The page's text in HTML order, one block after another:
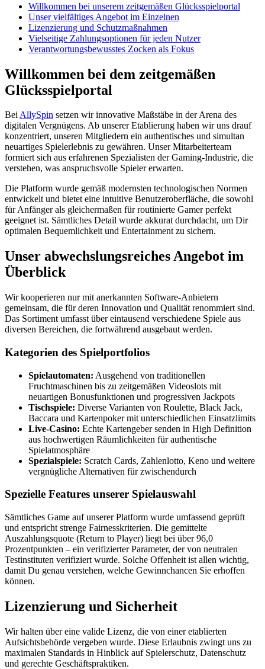
Willkommen bei unserem zeitgemäßen Glücksspielportal
Unser vielfältiges Angebot im Einzelnen
Lizenzierung und Schutzmaßnahmen
Vielseitige Zahlungsoptionen für jeden Nutzer
Verantwortungsbewusstes Zocken als Fokus
Willkommen bei dem zeitgemäßen
Glücksspielportal
BeiAllySpin setzen wir innovative Maßstäbe in der Arena des
digitalen Vergnügens. Ab unserer Etablierung haben wir uns drauf
konzentriert, unseren Mitgliedern ein authentisches und simultan
neuartiges Spielerlebnis zu gewähren. Unser Mitarbeiterteam
formiert sich aus erfahrenen Spezialisten der Gaming-Industrie, die
verstehen, was anspruchsvolle Spieler erwarten.
Die Platform wurde gemäß modernsten technologischen Normen
entwickelt und bietet eine intuitive Benutzeroberfläche, die sowohl
für Anfänger als gleichermaßen für routinierte Gamer perfekt
geeignet ist. Sämtliches Detail wurde akkurat durchdacht, um Dir
optimalen Bequemlichkeit und Entertainment zu sichern.
Unser abwechslungsreiches Angebot im
Überblick
Wir kooperieren nur mit anerkannten Software-Anbietern
gemeinsam, die für deren Innovation und Qualität renommiert sind.
Das Sortiment umfasst über eintausend verschiedene Spiele aus
diversen Bereichen, die fortwährend ausgebaut werden.
Kategorien des Spielportfolios
Spielautomaten: Ausgehend von traditionellen
Fruchtmaschinen bis zu zeitgemäßen Videoslots mit
neuartigen Bonusfunktionen und progressiven Jackpots
Tischspiele: Diverse Varianten von Roulette, Black Jack,
Baccara und Kartenpoker mit unterschiedlichen Einsatzlimits
Live-Casino: Echte Kartengeber senden in High Definition
aus hochwertigen Räumlichkeiten für authentische
Spielatmosphäre
Spezialspiele: Scratch Cards, Zahlenlotto, Keno und weitere
vergnügliche Alternativen für zwischendurch
Spezielle Features unserer Spielauswahl
Sämtliches Game auf unserer Platform wurde umfassend geprüft
und entspricht strenge Fairnesskriterien. Die gemittelte
Auszahlungsquote (Return to Player) liegt bei über 96,0
Prozentpunkten – ein verifizierter Parameter, der von neutralen
Testinstituten verifiziert wurde. Solche Offenheit ist allen wichtig,
damit Du genau verstehen, welche Gewinnchancen Sie erhoffen
können.
Lizenzierung und Sicherheit
Wir halten über eine valide Lizenz, die von einer etablierten
Aufsichtsbehörde vergeben wurde. Diese Erlaubnis zwingt uns zu
maximalen Standards in Hinblick auf Spielerschutz, Datenschutz
und gerechte Geschäftspraktiken.